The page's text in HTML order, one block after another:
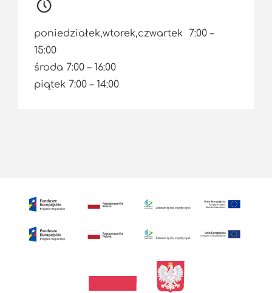
poniedziałek,wtorek,czwartek 7:00 –
15:00
środa 7:00 – 16:00
piątek 7:00 – 14:00